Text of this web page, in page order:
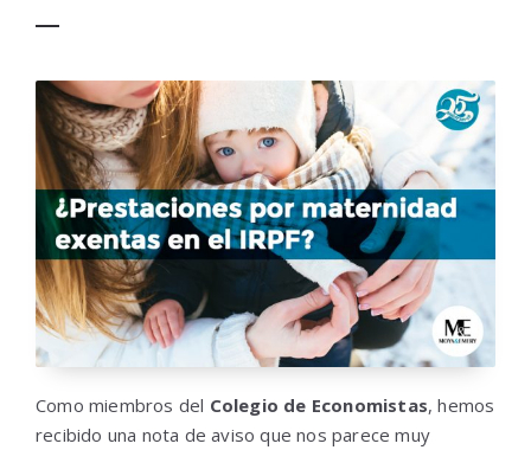
Como miembros del Colegio de Economistas, hemos
recibido una nota de aviso que nos parece muy